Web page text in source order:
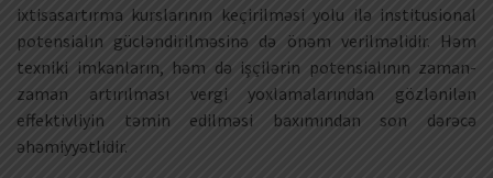
ixtisasartırma kurslarının keçirilməsi yolu ilə institusional
potensialın gücləndirilməsinə də önəm verilməlidir. Həm
texniki imkanların, həm də işçilərin potensialının zaman-
zaman artırılması vergi yoxlamalarından gözlənilən
effektivliyin təmin edilməsi baxımından son dərəcə
əhəmiyyətlidir.